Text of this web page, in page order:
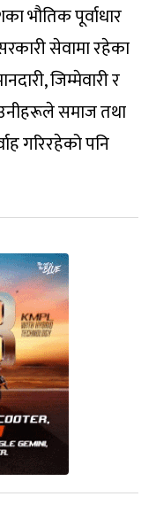
भौतिक पूर्वाधार
सेवामा रहेका
जिम्मेवारी र
समाज तथा
गरिरहेको पनि